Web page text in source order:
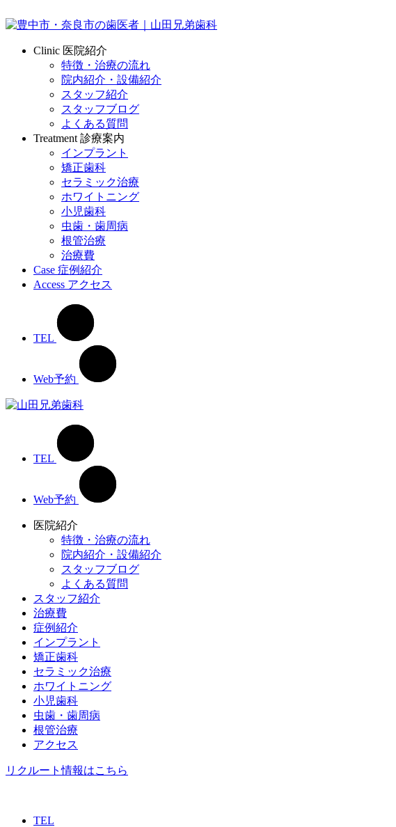
Clinic 医院紹介
特徴・治療の流れ
院内紹介・設備紹介
スタッフ紹介
スタッフブログ
よくある質問
Treatment 診療案内
インプラント
矯正歯科
セラミック治療
ホワイトニング
小児歯科
虫歯・歯周病
根管治療
治療費
Case 症例紹介
Access アクセス
TEL
Web予約
TEL
Web予約
医院紹介
特徴・治療の流れ
院内紹介・設備紹介
スタッフブログ
よくある質問
スタッフ紹介
治療費
症例紹介
インプラント
矯正歯科
セラミック治療
ホワイトニング
小児歯科
虫歯・歯周病
根管治療
アクセス
リクルート情報はこちら
TEL